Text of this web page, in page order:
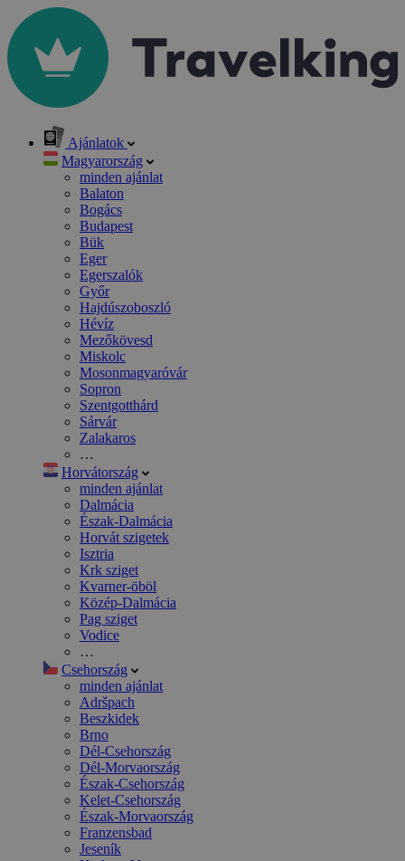
Ajánlatok
Magyarország
minden ajánlat
Balaton
Bogács
Budapest
Bük
Eger
Egerszalók
Győr
Hajdúszoboszló
Hévíz
Mezőkövesd
Miskolc
Mosonmagyaróvár
Sopron
Szentgotthárd
Sárvár
Zalakaros
…
Horvátország
minden ajánlat
Dalmácia
Észak-Dalmácia
Horvát szigetek
Isztria
Krk sziget
Kvarner-öböl
Közép-Dalmácia
Pag sziget
Vodice
…
Csehország
minden ajánlat
Adršpach
Beszkidek
Brno
Dél-Csehország
Dél-Morvaország
Észak-Csehország
Kelet-Csehország
Észak-Morvaország
Franzensbad
Jeseník